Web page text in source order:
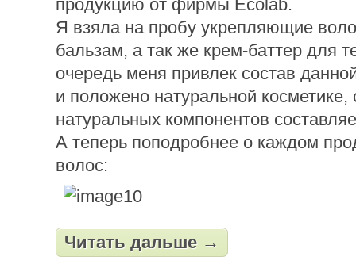
продукцию от фирмы Ecolab.
Я взяла на пробу укрепляющие
бальзам, а так же крем-баттер для
очередь меня привлек состав
и положено натуральной
натуральных компонентов
А теперь поподробнее о каждом
волос:
Читать дальше →